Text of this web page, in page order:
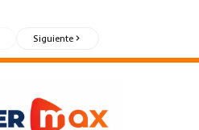
Siguiente